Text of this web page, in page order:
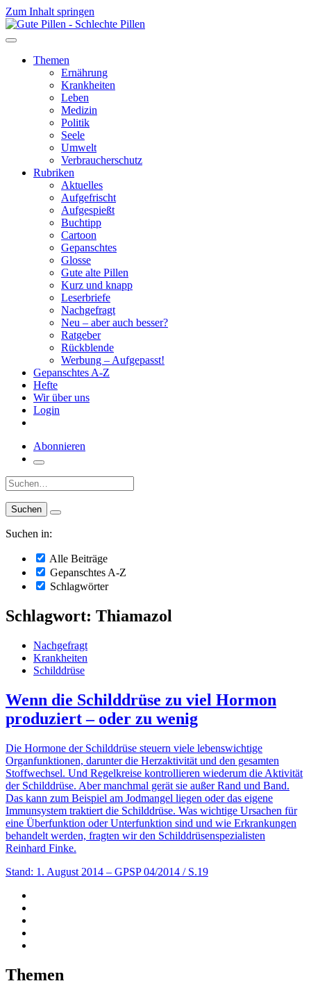
Zum Inhalt springen
Themen
Ernährung
Krankheiten
Leben
Medizin
Politik
Seele
Umwelt
Verbraucherschutz
Rubriken
Aktuelles
Aufgefrischt
Aufgespießt
Buchtipp
Cartoon
Gepanschtes
Glosse
Gute alte Pillen
Kurz und knapp
Leserbriefe
Nachgefragt
Neu – aber auch besser?
Ratgeber
Rückblende
Werbung – Aufgepasst!
Gepanschtes A-Z
Hefte
Wir über uns
Login
Abonnieren
Suche:
Suchen in:
Alle Beiträge
Gepanschtes A-Z
Schlagwörter
Schlagwort: Thiamazol
Nachgefragt
Krankheiten
Schilddrüse
Wenn die Schilddrüse zu viel Hormon
produziert – oder zu wenig
Die Hormone der Schilddrüse steuern viele lebenswichtige
Organfunktionen, darunter die Herzaktivität und den gesamten
Stoffwechsel. Und Regelkreise kontrollieren wiederum die Aktivität
der Schilddrüse. Aber manchmal gerät sie außer Rand und Band.
Das kann zum Beispiel am Jodmangel liegen oder das eigene
Immunsystem traktiert die Schilddrüse. Was wichtige Ursachen für
eine Überfunktion oder Unterfunktion sind und wie Erkrankungen
behandelt werden, fragten wir den Schilddrüsenspezialisten
Reinhard Finke.
Stand: 1. August 2014 – GPSP 04/2014 / S.19
Themen